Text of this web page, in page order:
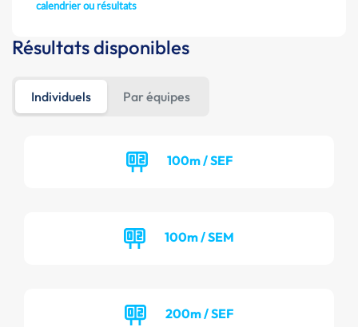
calendrier ou résultats
Résultats disponibles
Individuels Par équipes
100m / SEF
100m / SEM
200m / SEF